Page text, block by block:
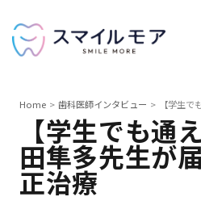
Home 歯科医師インタビュー 【学生
【学生でも通
田隼多先生が
正治療